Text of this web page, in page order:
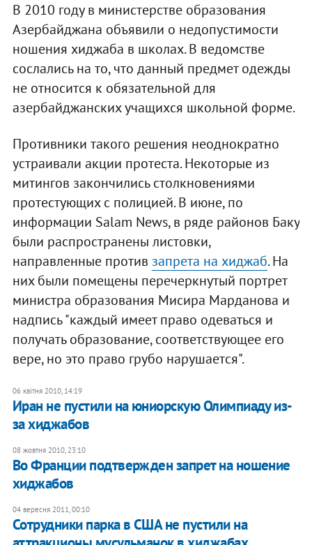
В 2010 году в министерстве образования
Азербайджана объявили о недопустимости
ношения хиджаба в школах. В ведомстве
сослались на то, что данный предмет одежды
не относится к обязательной для
азербайджанских учащихся школьной форме.
Противники такого решения неоднократно
устраивали акции протеста. Некоторые из
митингов закончились столкновениями
протестующих с полицией. В июне, по
информации Salam News, в ряде районов Баку
были распространены листовки,
направленные против запрета на хиджаб. На
них были помещены перечеркнутый портрет
министра образования Мисира Марданова и
надпись "каждый имеет право одеваться и
получать образование, соответствующее его
вере, но это право грубо нарушается".
06 квітня 2010, 14:19
Иран не пустили на юниорскую Олимпиаду из-
за хиджабов
08 жовтня 2010, 23:10
Во Франции подтвержден запрет на ношение
хиджабов
04 вересня 2011, 00:10
Сотрудники парка в США не пустили на